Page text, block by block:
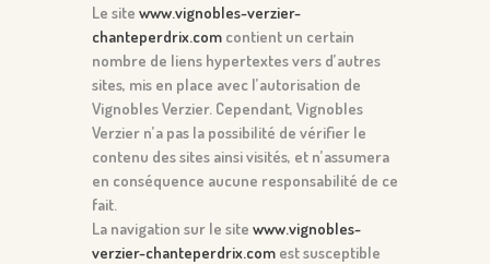
Le site www.vignobles-verzier-
chanteperdrix.com contient un certain
nombre de liens hypertextes vers d’autres
sites, mis en place avec l’autorisation de
Vignobles Verzier. Cependant, Vignobles
Verzier n’a pas la possibilité de vérifier le
contenu des sites ainsi visités, et n’assumera
en conséquence aucune responsabilité de ce
fait.
La navigation sur le site www.vignobles-
verzier-chanteperdrix.com est susceptible